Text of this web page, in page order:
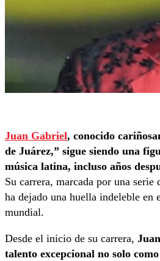
Juan Gabriel, conocido
de Juárez,” sigue siendo una
música latina, incluso años
Su carrera, marcada por una serie
ha dejado una huella indeleble en
mundial.
Desde el inicio de su carrera,
talento excepcional no solo